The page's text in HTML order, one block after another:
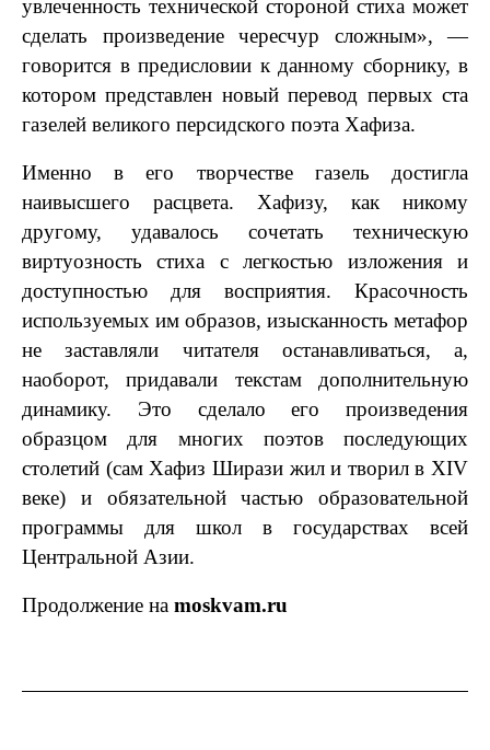
увлеченность технической стороной стиха может
сделать произведение чересчур сложным», —
говорится в предисловии к данному сборнику, в
котором представлен новый перевод первых ста
газелей великого персидского поэта Хафиза.
Именно в его творчестве газель достигла
наивысшего расцвета. Хафизу, как никому
другому, удавалось сочетать техническую
виртуозность стиха с легкостью изложения и
доступностью для восприятия. Красочность
используемых им образов, изысканность метафор
не заставляли читателя останавливаться, а,
наоборот, придавали текстам дополнительную
динамику. Это сделало его произведения
образцом для многих поэтов последующих
столетий (сам Хафиз Ширази жил и творил в XIV
веке) и обязательной частью образовательной
программы для школ в государствах всей
Центральной Азии.
Продолжение на moskvam.ru